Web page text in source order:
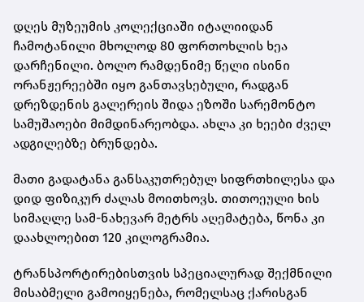
დღეს მუზეუმის კოლექციაში იტალიიდან
ჩამოტანილი მხოლოდ 80 ფორთოხლის ხეა
დარჩენილი. ბოლო რამდენიმე წელი ისინი
ორანჟერეებში იყო განთავსებული, რადგან
დრეზდენის გალერეის შიდა ეზოში სარემონტო
სამუშაოები მიმდინარეობდა. ახლა კი ხეები ძველ
ადგილებზე ბრუნდება.
მათი გადატანა განსაკუთრებულ სიფრთხილესა და
დიდ ფიზიკურ ძალას მოითხოვს. თითოეული ხის
სიმაღლე სამ-ნახევარ მეტრს აღემატება, წონა კი
დაახლოებით 120 კილოგრამია.
ტრანსპორტირებისთვის სპეციალურად შექმნილი
მისაბმელი გამოიყენება, რომელსაც ქარისგან